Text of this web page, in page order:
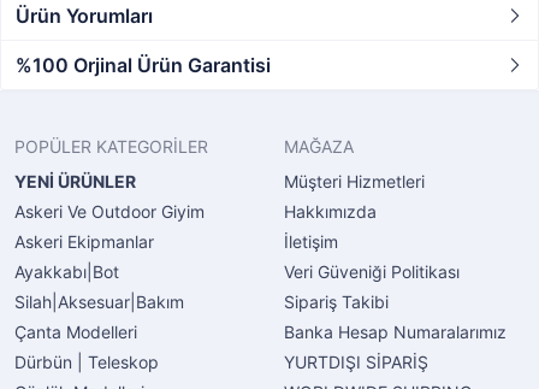
Ürün Yorumları
%100 Orjinal Ürün Garantisi
POPÜLER KATEGORİLER
YENİ ÜRÜNLER
Askeri Ve Outdoor Giyim
Askeri Ekipmanlar
Ayakkabı|Bot
Silah|Aksesuar|Bakım
Çanta Modelleri
Dürbün | Teleskop
MAĞAZA
Müşteri Hizmetleri
Hakkımızda
İletişim
Veri Güveniği Politikası
Sipariş Takibi
Banka Hesap Numaralarımız
YURTDIŞI SİPARİŞ